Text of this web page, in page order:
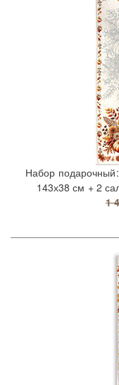
Набор
143х38 см + 2
1